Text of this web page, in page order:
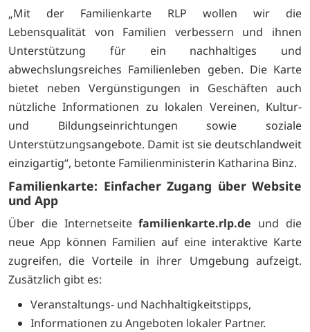
„Mit der Familienkarte RLP wollen wir die
Lebensqualität von Familien verbessern und ihnen
Unterstützung für ein nachhaltiges und
abwechslungsreiches Familienleben geben. Die Karte
bietet neben Vergünstigungen in Geschäften auch
nützliche Informationen zu lokalen Vereinen, Kultur-
und Bildungseinrichtungen sowie soziale
Unterstützungsangebote. Damit ist sie deutschlandweit
einzigartig“, betonte Familienministerin Katharina Binz.
Familienkarte: Einfacher Zugang über Website
und App
Über die Internetseitefamilienkarte.rlp.de und die
neue App können Familien auf eine interaktive Karte
zugreifen, die Vorteile in ihrer Umgebung aufzeigt.
Zusätzlich gibt es:
Veranstaltungs- und Nachhaltigkeitstipps,
Informationen zu Angeboten lokaler Partner.